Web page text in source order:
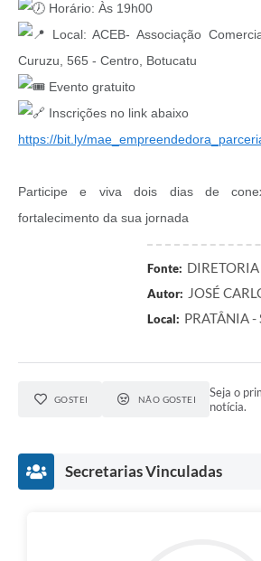
Horário: Às 19h00
Local: ACEB- Associação
Curuzu, 565 - Centro, Botucatu
Evento gratuito
Inscrições no link abaixo
https://bit.ly/
Participe e viva dois dias de
fortalecimento da sua jornada
Fonte:
Autor: JOSÉ
Local: PRATÂNIA -
GOSTEI NÃO GOSTEI
Seja o
notícia.
Secretarias Vinculadas